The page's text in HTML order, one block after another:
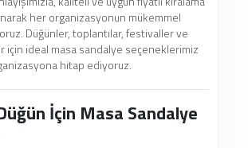
her organizasyonun mükemmel
Düğünler, toplantılar, festivaller ve
için ideal masa sandalye seçeneklerimiz
hitap ediyoruz.
İçin Masa Sandalye